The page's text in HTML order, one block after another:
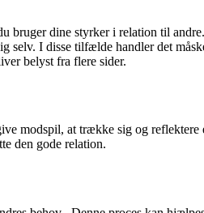
bruger dine styrker i relation til
selv. I disse tilfælde handler det
belyst fra flere sider.
modspil, at trække sig og
den gode relation.